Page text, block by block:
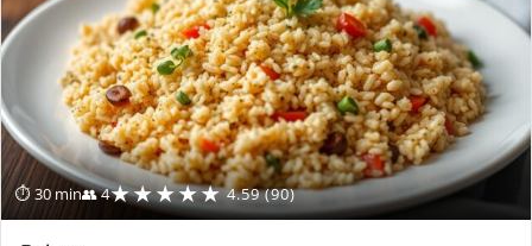
⏱ 30 min👥 4★★★★★ 4.59 (90)